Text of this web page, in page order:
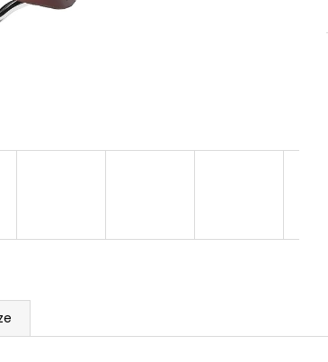
SPORT FAVORIT DÁMSKÝ - REDESIGN